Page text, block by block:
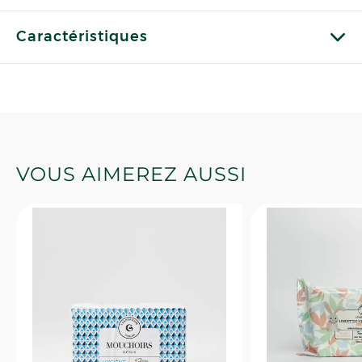
Caractéristiques
VOUS AIMEREZ AUSSI